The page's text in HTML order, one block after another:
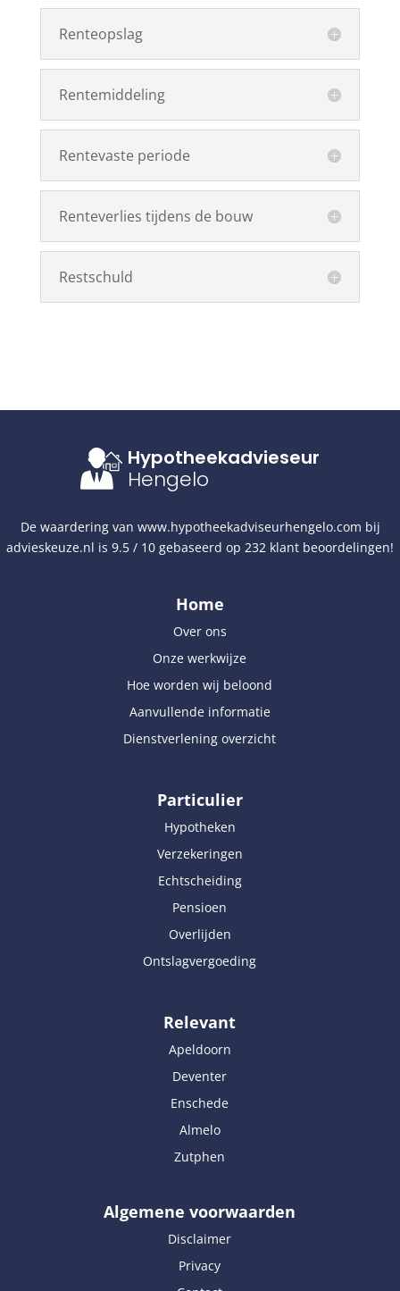
Renteopslag
Rentemiddeling
Rentevaste periode
Renteverlies tijdens de bouw
Restschuld
Hypotheekadvieseur
Hengelo
De waardering van www.hypotheekadviseurhengelo.com bij
advieskeuze.nl is 9.5 / 10 gebaseerd op 232 klant beoordelingen!
Home
Over ons
Onze werkwijze
Hoe worden wij beloond
Aanvullende informatie
Dienstverlening overzicht
Particulier
Hypotheken
Verzekeringen
Echtscheiding
Pensioen
Overlijden
Ontslagvergoeding
Relevant
Apeldoorn
Deventer
Enschede
Almelo
Zutphen
Algemene voorwaarden
Disclaimer
Privacy